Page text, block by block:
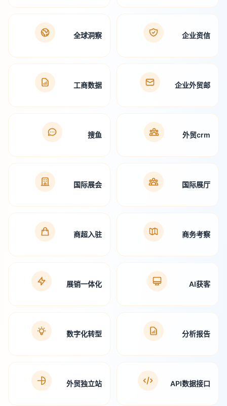
全球洞察 企业资信
工商数据 企业外贸邮
搜鱼 外贸crm
国际展会 国际展厅
商超入驻 商务考察
展销一体化 AI获客
数字化转型 分析报告
外贸独立站 API数据接口